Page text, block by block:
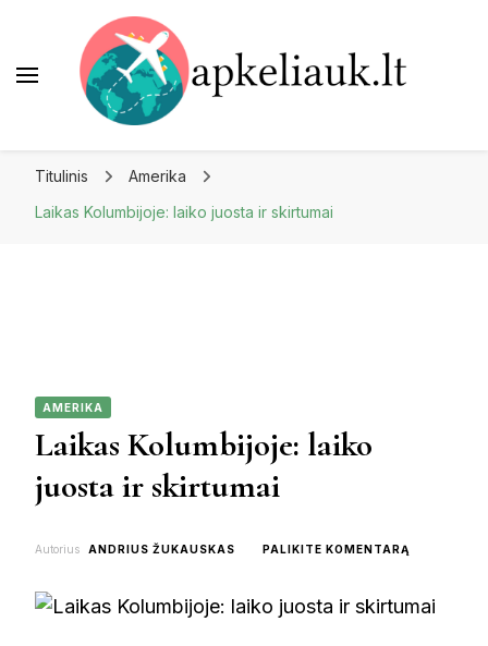
Titulinis
Amerika
Laikas Kolumbijoje: laiko juosta ir skirtumai
AMERIKA
Laikas Kolumbijoje: laiko
juosta ir skirtumai
Autorius ANDRIUS ŽUKAUSKAS PALIKITE KOMENTARĄ
LAIKO